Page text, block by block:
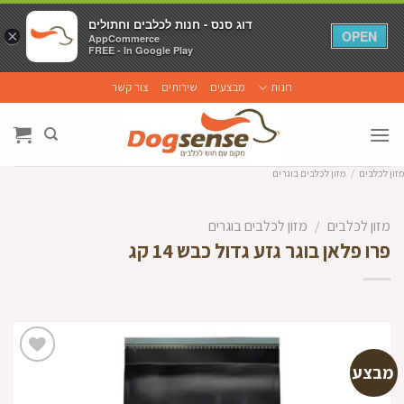
to
content
חנות מבצעים שירותים צור קשר
מזון לכלבים / מזון לכלבים בוגרים
מזון לכלבים / מזון לכלבים בוגרים
פרו פלאן בוגר גזע גדול כבש 14 קג
מבצע
×
דוג סנס - חנות לכלבים וחתולים
AppCommerce
FREE - In Google Play
OPEN
×
דוג סנס - חנות לכלבים וחתולים
AppCommerce
FREE - In Google Play
OPEN